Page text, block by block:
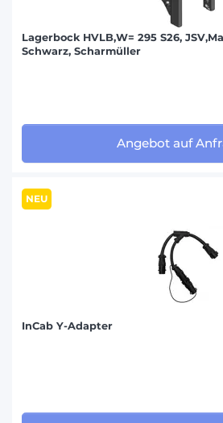
Lagerbock HVLB,W= 295 S26,
Schwarz, Scharmüller
Angebot auf
NEU
InCab Y-Adapter